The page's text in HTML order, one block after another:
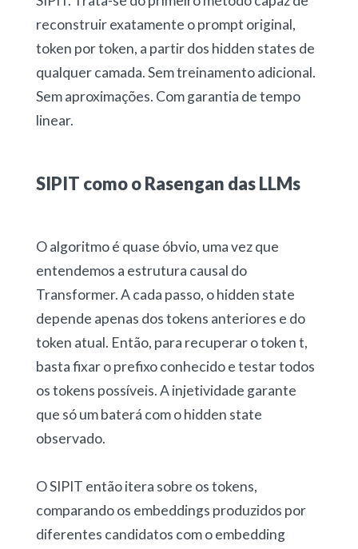
reconstruir exatamente o prompt original,
token por token, a partir dos hidden states de
qualquer camada. Sem treinamento adicional.
Sem aproximações. Com garantia de tempo
linear.
SIPIT como o Rasengan das LLMs
O algoritmo é quase óbvio, uma vez que
entendemos a estrutura causal do
Transformer. A cada passo, o hidden state
depende apenas dos tokens anteriores e do
token atual. Então, para recuperar o token t,
basta fixar o prefixo conhecido e testar todos
os tokens possíveis. A injetividade garante
que só um baterá com o hidden state
observado.
O SIPIT então itera sobre os tokens,
comparando os embeddings produzidos por
diferentes candidatos com o embedding